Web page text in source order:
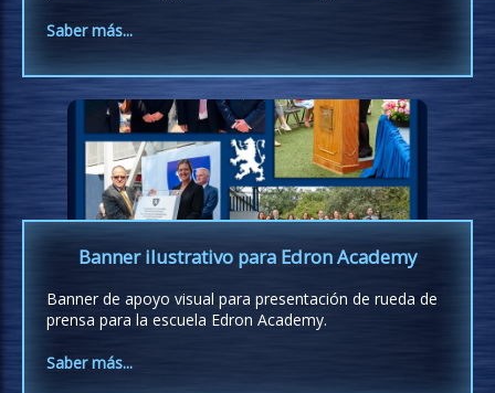
Saber más...
Banner ilustrativo para Edron Academy
Banner de apoyo visual para presentación de rueda de
prensa para la escuela Edron Academy.
Saber más...